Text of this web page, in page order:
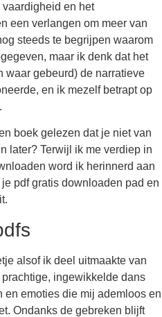
en het
een verlangen om meer van
steeds te begrijpen waarom
maar ik denk dat het
waar gebeurd) de narratieve
en ik mezelf betrapt op
boek gelezen dat je niet van
later? Terwijl ik me verdiep in
word ik herinnerd aan
pdf gratis downloaden pad en
alsof ik deel uitmaakte van
ingewikkelde dans
emoties die mij ademloos en
Ondanks de gebreken blijft